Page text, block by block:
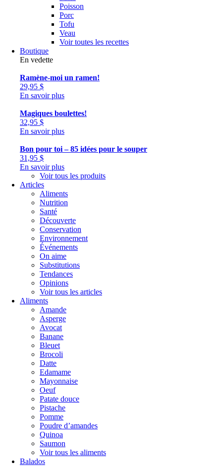
Poisson
Porc
Tofu
Veau
Voir toutes les recettes
Boutique
En vedette
Ramène-moi un ramen!
29,95 $
En savoir plus
Magiques boulettes!
32,95 $
En savoir plus
Bon pour toi – 85 idées pour le souper
31,95 $
En savoir plus
Voir tous les produits
Articles
Aliments
Nutrition
Santé
Découverte
Conservation
Environnement
Événements
On aime
Substitutions
Tendances
Opinions
Voir tous les articles
Aliments
Amande
Asperge
Avocat
Banane
Bleuet
Brocoli
Datte
Edamame
Mayonnaise
Oeuf
Patate douce
Pistache
Pomme
Poudre d’amandes
Quinoa
Saumon
Voir tous les aliments
Balados